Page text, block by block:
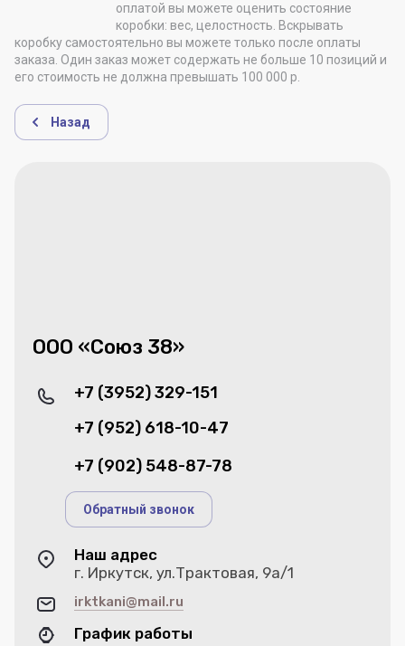
оплатой вы можете оценить состояние
коробки: вес, целостность. Вскрывать
коробку самостоятельно вы можете только после оплаты
заказа. Один заказ может содержать не больше 10 позиций и
его стоимость не должна превышать 100 000 р.
Назад
ООО «Союз 38»
+7 (3952) 329-151
+7 (952) 618-10-47
+7 (902) 548-87-78
Обратный звонок
Наш адрес
г. Иркутск, ул.Трактовая, 9а/1
irktkani@mail.ru
График работы